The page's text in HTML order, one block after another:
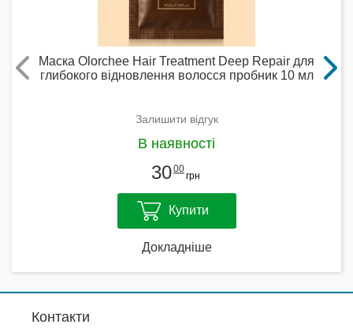
Маска Olorchee Hair Treatment Deep Repair для
глибокого відновлення волосся пробник 10 мл
Залишити відгук
В наявності
3000
грн
Купити
Докладніше
Контакти